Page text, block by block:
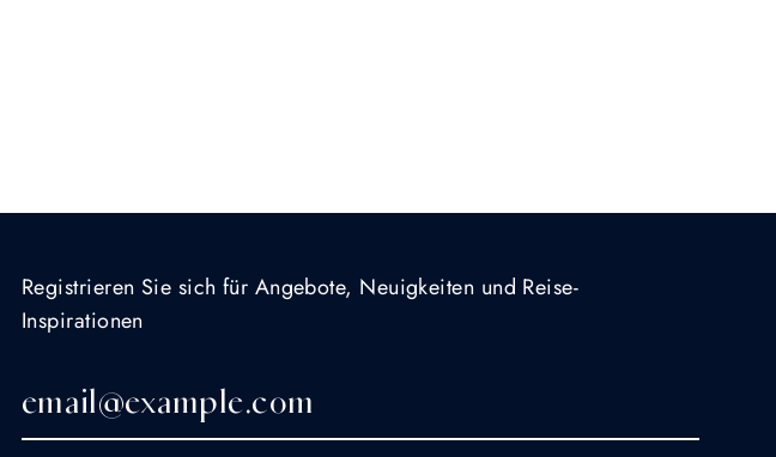
Registrieren Sie sich für Angebote, Neuigkeiten und Reise-
Inspirationen